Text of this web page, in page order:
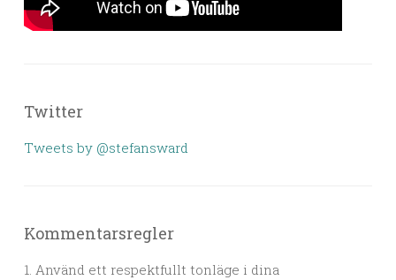
Twitter
Tweets by @stefansward
Kommentarsregler
1. Använd ett respektfullt tonläge i dina